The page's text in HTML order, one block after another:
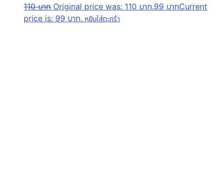
110บาท Original price was: 110 บาท.99 บาทCurrent
price is: 99 บาท. หยิบใส่ตะกร้า